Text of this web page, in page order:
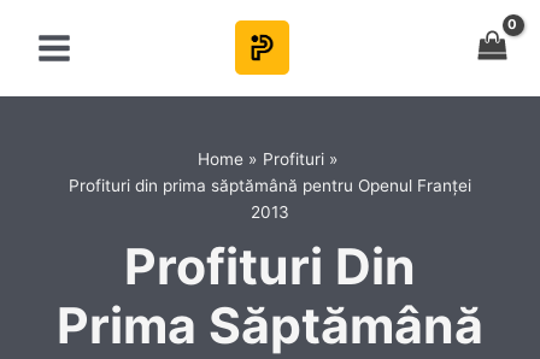
content
Home
Profituri
Profituri din prima săptămână pentru Openul Franței
2013
Profituri Din
Prima Săptămână